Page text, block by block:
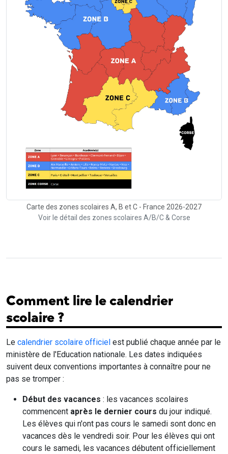
Carte des zones scolaires A, B et C - France 2026-2027
Voir le détail des zones scolaires A/B/C & Corse
Comment lire le calendrier
scolaire ?
Le calendrier scolaire officiel est publié chaque année par le
ministère de l'Education nationale. Les dates indiquées
suivent deux conventions importantes à connaître pour ne
pas se tromper :
Début des vacances : les vacances scolaires
commencent après le dernier cours du jour indiqué.
Les élèves qui n'ont pas cours le samedi sont donc en
vacances dès le vendredi soir. Pour les élèves qui ont
cours le samedi, les vacances débutent officiellement